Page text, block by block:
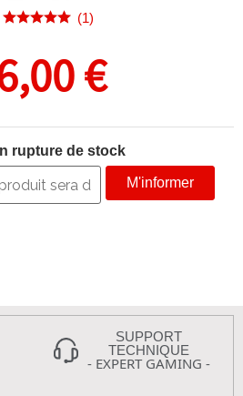
(1)
€
rupture de stock
M'informer
SUPPORT
TECHNIQUE
- EXPERT GAMING -